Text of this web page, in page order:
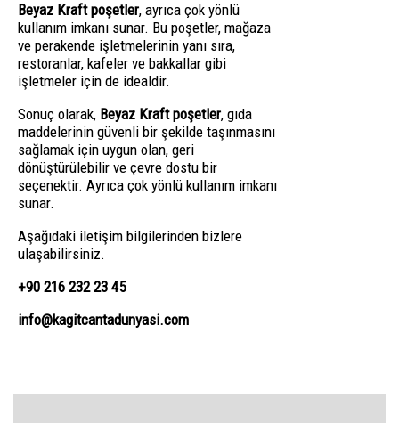
Beyaz Kraft poşetler, ayrıca çok yönlü
kullanım imkanı sunar. Bu poşetler, mağaza
ve perakende işletmelerinin yanı sıra,
restoranlar, kafeler ve bakkallar gibi
işletmeler için de idealdir.
Sonuç olarak, Beyaz Kraft poşetler, gıda
maddelerinin güvenli bir şekilde taşınmasını
sağlamak için uygun olan, geri
dönüştürülebilir ve çevre dostu bir
seçenektir. Ayrıca çok yönlü kullanım imkanı
sunar.
Aşağıdaki iletişim bilgilerinden bizlere
ulaşabilirsiniz.
+90 216 232 23 45
info@kagitcantadunyasi.com